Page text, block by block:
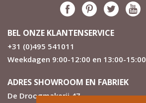
BEL ONZE KLANTENSERVICE
+31 (0)495 541011
Weekdagen 9:00-12:00 en 13:00-15:00
ADRES SHOWROOM EN FABRIEK
De Droogmakerij 47